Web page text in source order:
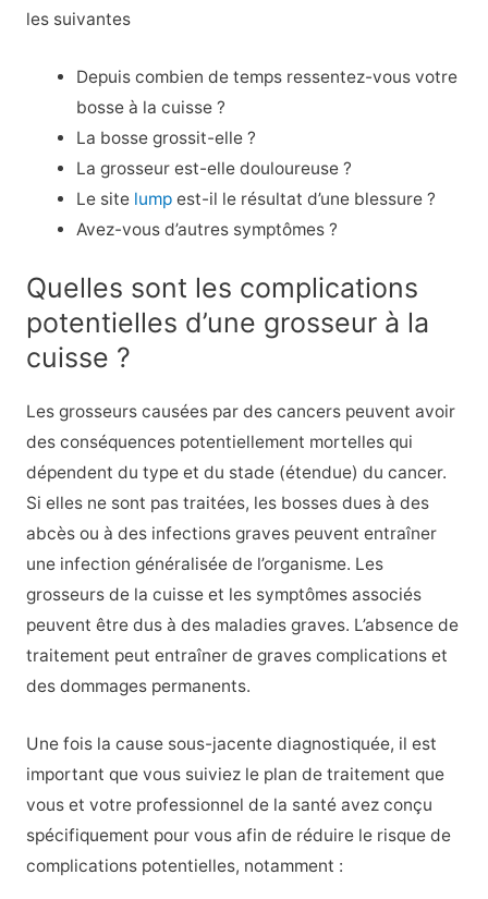
les suivantes
Depuis combien de temps ressentez-vous votre
bosse à la cuisse ?
La bosse grossit-elle ?
La grosseur est-elle douloureuse ?
Le site lump est-il le résultat d’une blessure ?
Avez-vous d’autres symptômes ?
Quelles sont les complications
potentielles d’une grosseur à la
cuisse ?
Les grosseurs causées par des cancers peuvent avoir
des conséquences potentiellement mortelles qui
dépendent du type et du stade (étendue) du cancer.
Si elles ne sont pas traitées, les bosses dues à des
abcès ou à des infections graves peuvent entraîner
une infection généralisée de l’organisme. Les
grosseurs de la cuisse et les symptômes associés
peuvent être dus à des maladies graves. L’absence de
traitement peut entraîner de graves complications et
des dommages permanents.
Une fois la cause sous-jacente diagnostiquée, il est
important que vous suiviez le plan de traitement que
vous et votre professionnel de la santé avez conçu
spécifiquement pour vous afin de réduire le risque de
complications potentielles, notamment :